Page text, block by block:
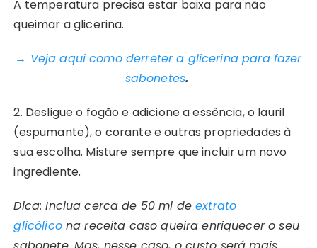
A temperatura precisa estar baixa para não
queimar a glicerina.
→ Veja aqui como derreter a glicerina para fazer
sabonetes.
2. Desligue o fogão e adicione a essência, o lauril
(espumante), o corante e outras propriedades à
sua escolha. Misture sempre que incluir um novo
ingrediente.
Dica: Inclua cerca de 50 ml deextrato
glicólicona receita caso queira enriquecer o seu